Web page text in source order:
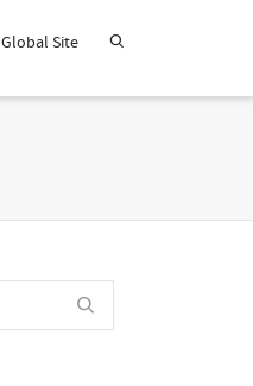
Global Site